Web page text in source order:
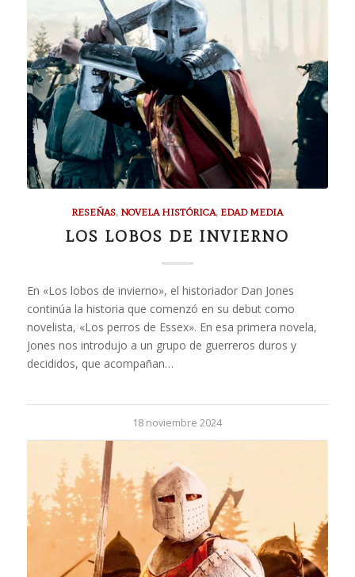
RESEÑAS, NOVELA HISTÓRICA, EDAD MEDIA
LOS LOBOS DE INVIERNO
En «Los lobos de invierno», el historiador Dan Jones
continúa la historia que comenzó en su debut como
novelista, «Los perros de Essex». En esa primera novela,
Jones nos introdujo a un grupo de guerreros duros y
decididos, que acompañan…
18 noviembre 2024